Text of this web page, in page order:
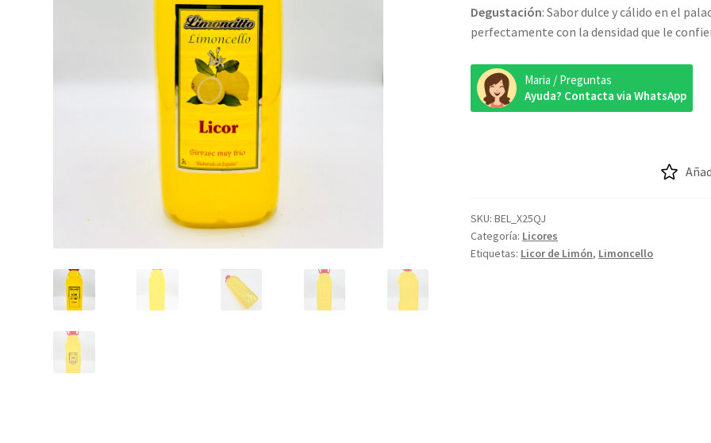
Degustación: Sabor dulce y cálido en el
perfectamente con la densidad que le
Maria / Preguntas
Ayuda? Contacta via WhatsApp
SKU:BEL_X25QJ
Categoría: Licores
Etiquetas: Licor de Limón, Limoncello